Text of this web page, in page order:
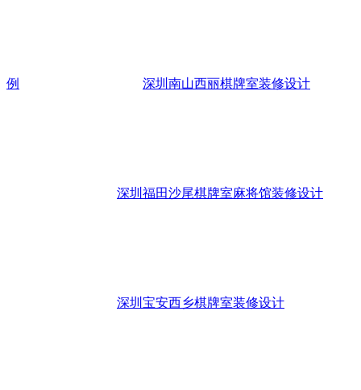
例 深圳南山西丽棋牌室装修设计
深圳福田沙尾棋牌室麻将馆装修设计
深圳宝安西乡棋牌室装修设计